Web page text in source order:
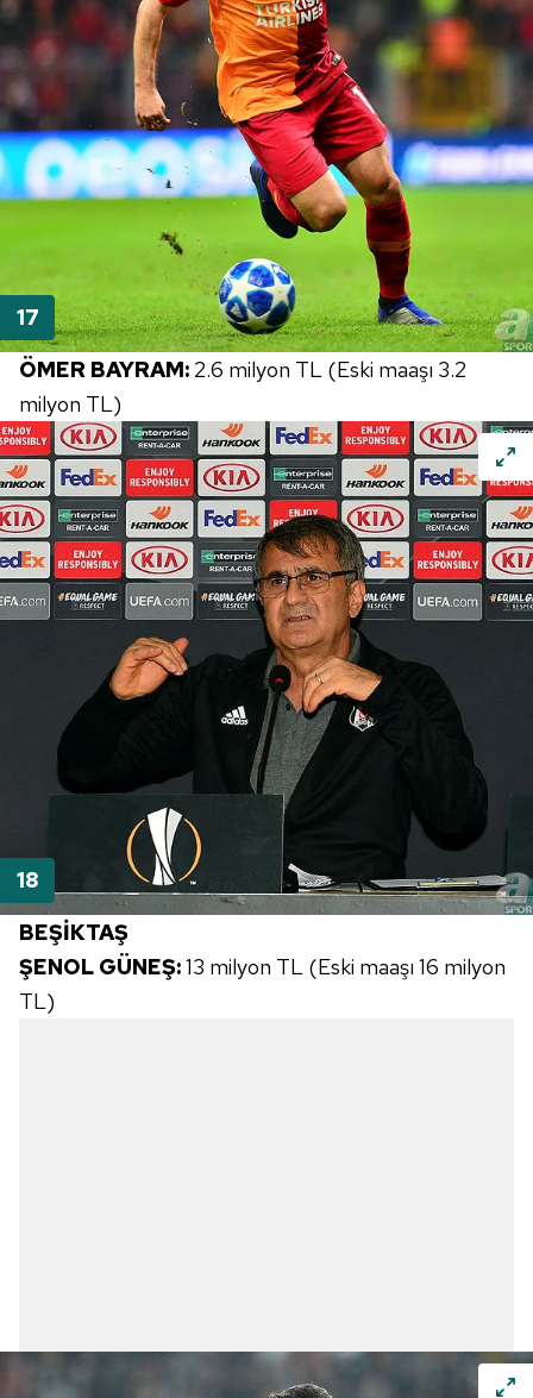
ÖMER BAYRAM: 2.6 milyon TL (Eski maaşı 3.2
milyon TL)
BEŞİKTAŞ
ŞENOL GÜNEŞ:13 milyon TL (Eski maaşı 16 milyon
TL)